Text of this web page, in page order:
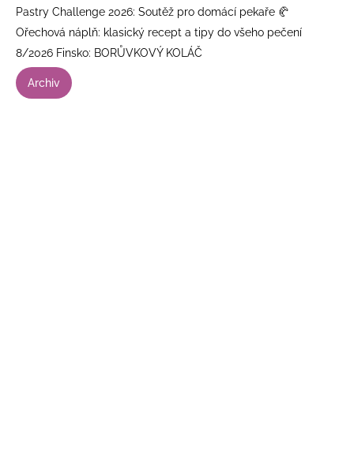
Pastry Challenge 2026: Soutěž pro domácí pekaře 🥐
Ořechová náplň: klasický recept a tipy do všeho pečení
8/2026 Finsko: BORŮVKOVÝ KOLÁČ
Archiv